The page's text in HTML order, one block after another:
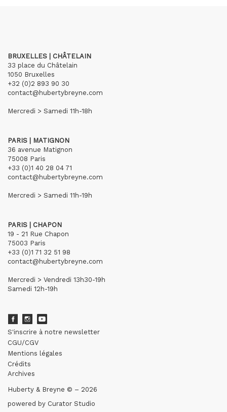
BRUXELLES | CHÂTELAIN
33 place du Châtelain
1050 Bruxelles
+32 (0)2 893 90 30
contact@hubertybreyne.com
Mercredi > Samedi 11h-18h
PARIS | MATIGNON
36 avenue Matignon
75008 Paris
+33 (0)1 40 28 04 71
contact@hubertybreyne.com
Mercredi > Samedi 11h-19h
PARIS | CHAPON
19 - 21 Rue Chapon
75003 Paris
+33 (0)1 71 32 51 98
contact@hubertybreyne.com
Mercredi > Vendredi 13h30-19h
Samedi 12h-19h
S'inscrire à notre newsletter
CGU/CGV
Mentions légales
Crédits
Archives
Huberty & Breyne © – 2026
powered by Curator Studio